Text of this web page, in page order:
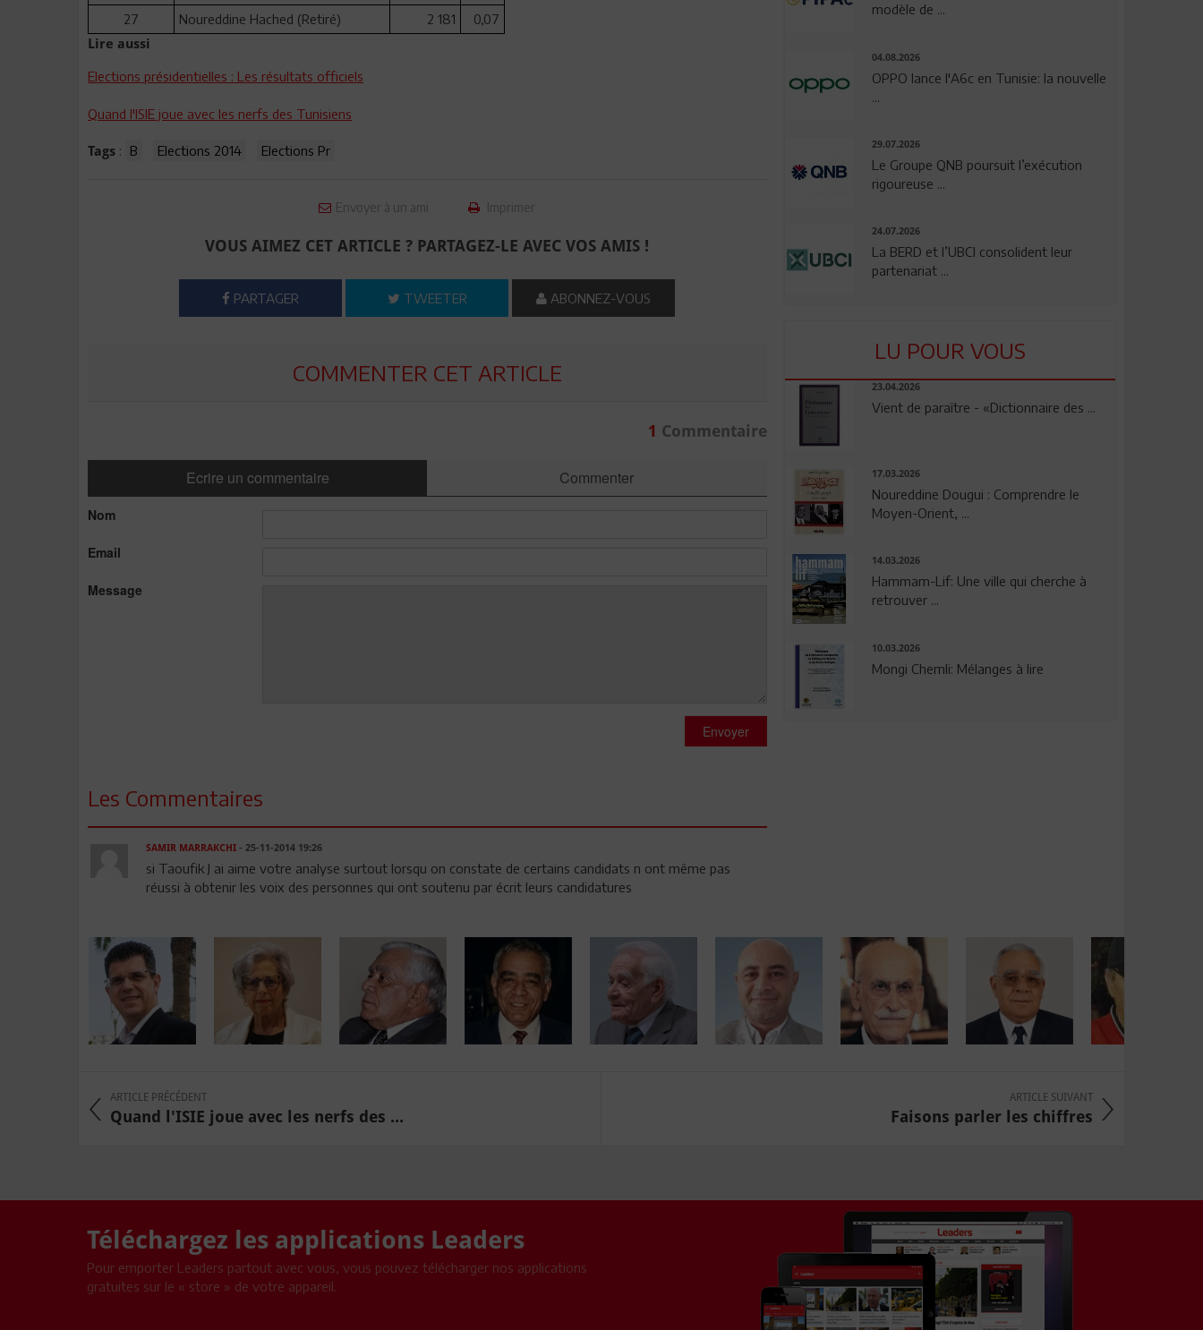
27
Noureddine Hached (Retiré) 2 181
0,07
Lire aussi
Elections présidentielles : Les résultats officiels
Quand l'ISIE joue avec les nerfs des Tunisiens
Tags : B Elections 2014 Elections Pr
Envoyer à un ami Imprimer
VOUS AIMEZ CET ARTICLE ? PARTAGEZ-LE AVEC VOS AMIS !
PARTAGER TWEETER ABONNEZ-VOUS
COMMENTER CET ARTICLE
1 Commentaire
Ecrire un commentaire Commenter
Nom
Email
Message
Envoyer
Les Commentaires
SAMIR MARRAKCHI- 25-11-2014 19:26
si Taoufik J ai aime votre analyse surtout lorsqu on constate de certains candidats n ont même pas
réussi à obtenir les voix des personnes qui ont soutenu par écrit leurs candidatures
modèle de ...
04.08.2026
OPPO lance l'A6c en Tunisie: la nouvelle
...
29.07.2026
Le Groupe QNB poursuit l’exécution
rigoureuse ...
24.07.2026
La BERD et l’UBCI consolident leur
partenariat ...
LU POUR VOUS
23.04.2026
Vient de paraître - «Dictionnaire des ...
17.03.2026
Noureddine Dougui : Comprendre le
Moyen-Orient, ...
14.03.2026
Hammam-Lif: Une ville qui cherche à
retrouver ...
10.03.2026
Mongi Chemli: Mélanges à lire
ARTICLE PRÉCÉDENT
Quand l'ISIE joue avec les nerfs des ...
ARTICLE SUIVANT
Faisons parler les chiffres
Téléchargez les applications Leaders
Pour emporter Leaders partout avec vous, vous pouvez télécharger nos applications
gratuites sur le « store » de votre appareil.